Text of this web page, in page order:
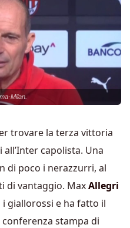
Milan.
trovare la terza vittoria
capolista. Una
di poco i nerazzurri, al
di vantaggio. MaxAllegri
giallorossi e ha fatto il
stampa di